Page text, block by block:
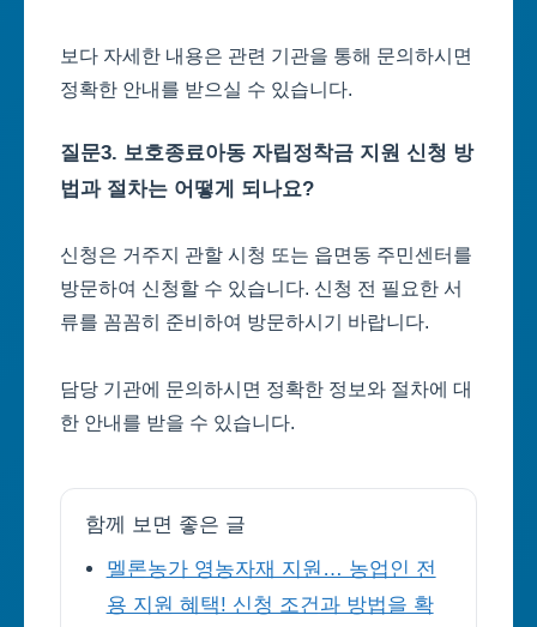
보다 자세한 내용은 관련 기관을 통해 문의하시면
정확한 안내를 받으실 수 있습니다.
질문3. 보호종료아동 자립정착금 지원 신청 방
법과 절차는 어떻게 되나요?
신청은 거주지 관할 시청 또는 읍면동 주민센터를
방문하여 신청할 수 있습니다. 신청 전 필요한 서
류를 꼼꼼히 준비하여 방문하시기 바랍니다.
담당 기관에 문의하시면 정확한 정보와 절차에 대
한 안내를 받을 수 있습니다.
함께 보면 좋은 글
멜론농가 영농자재 지원… 농업인 전
용 지원 혜택! 신청 조건과 방법을 확